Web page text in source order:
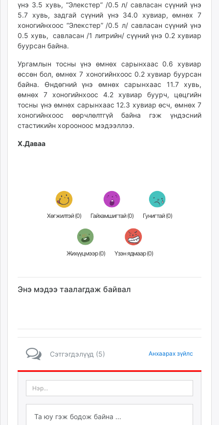
үнэ 3.5 хувь, “Элекстер” /0.5 л/ савласан сүүний үнэ
5.7 хувь, задгай сүүний үнэ 34.0 хувиар, өмнөх 7
хоногийнхоос “Элекстер” /0.5 л/ савласан сүүний үнэ
0.5 хувь, савласан /1 литрийн/ сүүний үнэ 0.2 хувиар
буурсан байна.
Ургамлын тосны үнэ өмнөх сарынхаас 0.6 хувиар
өссөн бол, өмнөх 7 хоногийнхоос 0.2 хувиар буурсан
байна. Өндөгний үнэ өмнөх сарынхаас 11.7 хувь,
өмнөх 7 хоногийнхоос 4.2 хувиар буурч, цөцгийн
тосны үнэ өмнөх сарынхаас 12.3 хувиар өсч, өмнөх 7
хоногийнхоос өөрчлөлтгүй байна гэж үндэсний
стастикийн хорооноос мэдээллээ.
Х.Даваа
Хөгжилтэй (0) Гайхамшигтай (0) Гунигтай (0)
Жихүүцмээр (0) Үзэн ядмаар (0)
Энэ мэдээ таалагдаж байвал
Сэтгэгдэлүүд (5) Анхаарах зүйлс